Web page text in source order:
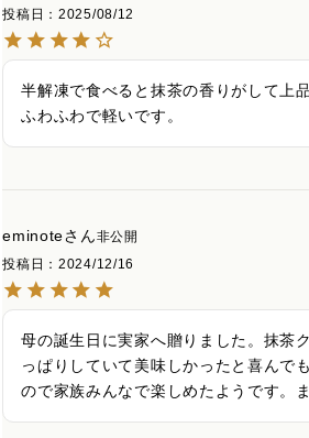
投稿日
2025/08/12
半解凍で食べると抹茶の香りがして上
ふわふわで軽いです。
eminote
非公開
投稿日
2024/12/16
母の誕生日に実家へ贈りました。抹茶
っぱりしていて美味しかったと喜んで
ので家族みんなで楽しめたようです。